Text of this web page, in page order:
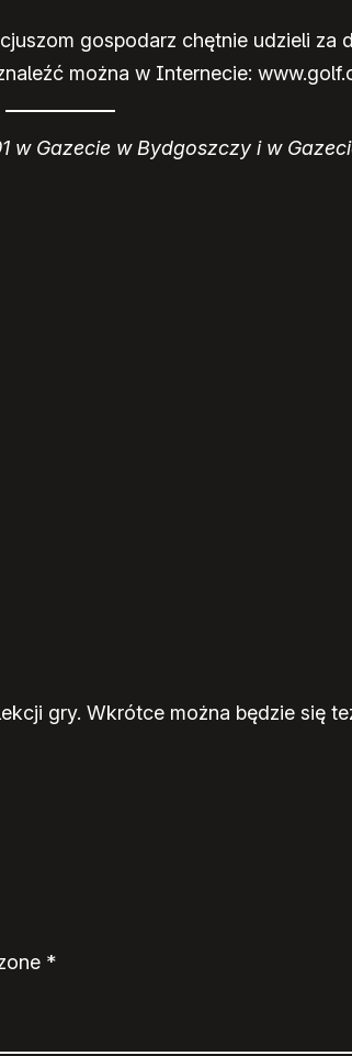
gospodarz chętnie udzieli za
można w Internecie:
w Gazecie w Bydgoszczy i w
gry. Wkrótce można będzie się
*